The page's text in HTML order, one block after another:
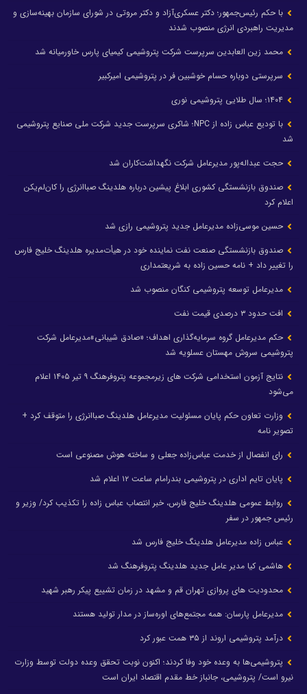
با حکم رئیس‌جمهور؛ دکتر عسکری‌آزاد و دکتر مروتی در شورای سازمان بهینه‌سازی و
مدیریت راهبردی انرژی منصوب شدند
محمد زین العابدین سرپرست شرکت پتروشیمی کیمیای پارس خاورمیانه شد
سرپرستی دوباره حسام خوشبین فر در پتروشیمی امیرکبیر
با تودیع عباس زاده از NPC؛ شاکری سرپرست جدید شرکت ملی صنایع پتروشیمی
شد
حجت عبداله‌پور مدیرعامل شرکت نگهداشت‌کاران شد
صندوق بازنشستگی کشوری ابلاغ پیشین درباره هلدینگ صباانرژی را کان‌لم‌یکن
اعلام کرد
حسین موسی‌زاده مدیرعامل جدید پتروشیمی رازی شد
صندوق بازنشستگی صنعت نفت نماینده خود در هیأت‌مدیره هلدینگ خلیج فارس
را تغییر داد + نامه حسین زاده به شریعتمداری
مدیرعامل توسعه پتروشیمی کنگان منصوب شد
افت حدود ۳ درصدی قیمت نفت
حکم مدیرعامل گروه سرمایه‌گذاری اهداف؛ «صادق شیبانی»مدیرعامل شرکت
پتروشیمی سروش مهستان عسلویه شد
نتایج آزمون استخدامی شرکت های زیرمجموعه پتروفرهنگ ۹ تیر ۱۴۰۵ اعلام
می‌شود
وزارت تعاون حکم پایان مسئولیت مدیرعامل هلدینگ صباانرژی را متوقف کرد +
تصویر نامه
رای انفصال از خدمت عباس‌زاده جعلی و ساخته هوش مصنوعی است
پایان تایم اداری در پتروشیمی بندرامام ساعت ۱۲ اعلام شد
روابط عمومی هلدینگ خلیج فارس، خبر انتصاب عباس زاده را تکذیب کرد/ وزیر و
رئیس جمهور در سفر
عباس زاده مدیرعامل هلدینگ خلیج فارس شد
هاشمی کیا مدیر عامل جدید هلدینگ پتروفرهنگ شد
محدودیت های پروازی تهران قم و مشهد در زمان تشییع پیکر رهبر شهید
مدیرعامل پارسان: همه مجتمع‌های اوره‌ساز در مدار تولید هستند
درآمد پتروشیمی اروند از ۳۵ همت عبور کرد
پتروشیمی‌ها به وعده خود وفا کردند؛ اکنون نوبت تحقق وعده دولت توسط وزارت
نیرو است/ پتروشیمی، جانباز خط مقدم اقتصاد ایران است